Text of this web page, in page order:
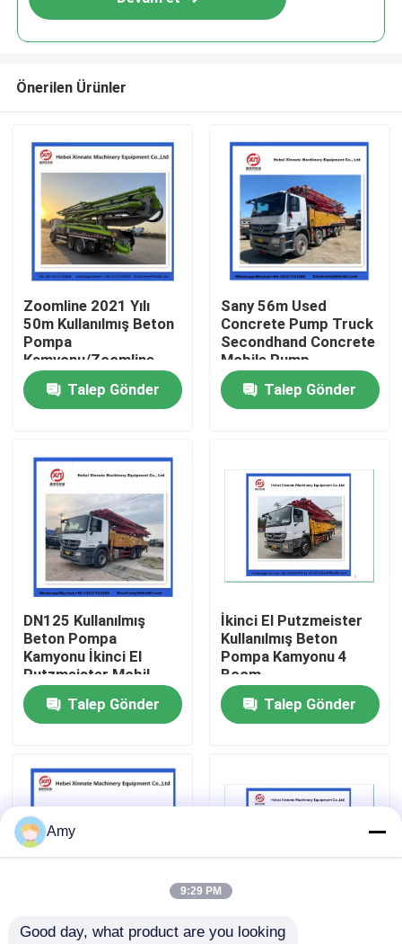
Ürünler
VİDEOLAR
Hakkımızda
Fabrika turu
Kalite kontrol
Bize ulaşın
Teklif isteği
Schwing Beton Pompası Parçaları
Önerilen Ürünler
Zoomline 2021 Yılı
50m Kullanılmış Beton
Pompa
Kamyonu/Zoomline
İkinci El Karıştırıcı
Kamyon Makinesi
Talep Gönder
Sany 56m Used
Concrete Pump Truck
Secondhand Concrete
Mobile Pump
Talep Gönder
DN125 Kullanılmış
Beton Pompa
Kamyonu İkinci El
Putzmeister Mobil
Beton Pompası
Talep Gönder
İkinci El Putzmeister
Kullanılmış Beton
Pompa Kamyonu 4
Boom
Talep Gönder
36m 38m 42m Used Secondhand 36m-63m
Amy
9:29 PM
Good day, what product are you looking